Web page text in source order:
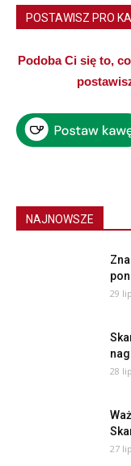
POSTAWISZ PRO
Podoba Ci się to,
NAJNOWSZE
29
28
27